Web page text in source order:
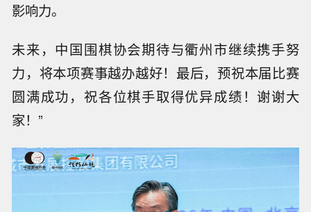
影响力。
未来，中国围棋协会期待与衢州市继续携手努
力，将本项赛事越办越好！最后，预祝本届比赛
圆满成功，祝各位棋手取得优异成绩！谢谢大
家！”